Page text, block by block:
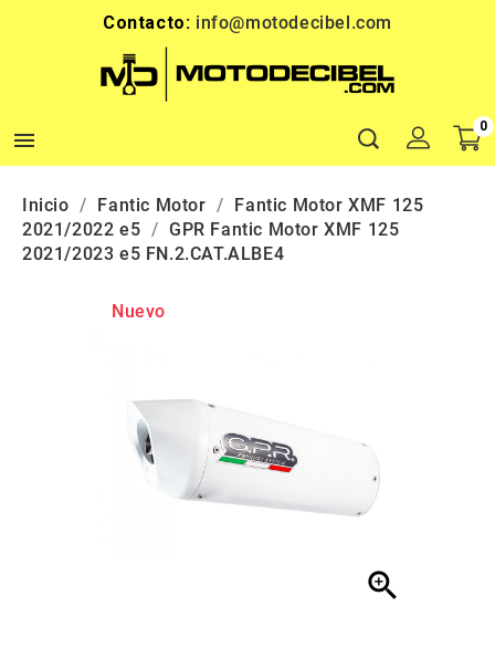
Contacto: info@motodecibel.com

0
Inicio Fantic Motor
Fantic Motor XMF 125
2021/2022 e5
GPR Fantic Motor XMF 125
2021/2023 e5 FN.2.CAT.ALBE4
Nuevo
